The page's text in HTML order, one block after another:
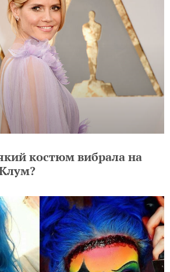
костюм вибрала на